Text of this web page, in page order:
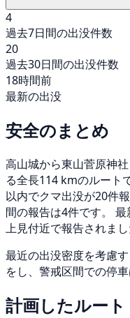
4
過去7日間の出没件数
20
過去30日間の出没件数
18時間前
最新の出没
安全のまとめ
高山城から東山菅原神
る全長114 kmのルート
以内でクマ出没が20件
間の報告は4件です。
上見付近で報告されまし
最近の出没密度を考慮
をし、警戒区間での停車
計画したルート